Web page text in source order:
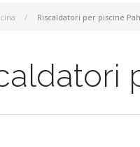
Riscaldatori per piscine